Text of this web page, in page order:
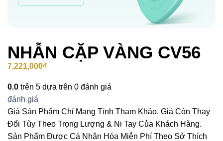
NHẪN CẶP VÀNG CV56
7,221,000₫
0.0 trên 5 dựa trên 0 đánh giá
đánh giá
Giá Sản Phẩm Chỉ Mang Tính Tham Khảo, Giá Còn Thay
Đổi Tùy Theo Trọng Lượng & Ni Tay Của Khách Hàng.
Sản Phẩm Được Cá Nhân Hóa Miễn Phí Theo Sở Thích